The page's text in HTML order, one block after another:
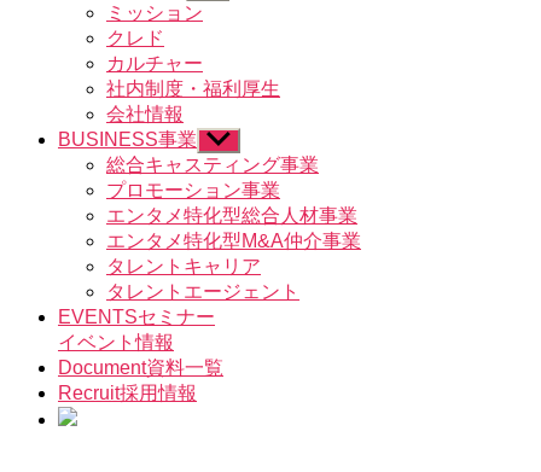
ブ
ュ
ー
表
示
ミッション
クレド
カルチャー
社内制度・福利厚生
会社情報
BUSINESS事業 サ
ブ
メ
ニ
ュ
ー
を
表
示
総合キャスティング事業
プロモーション事業
エンタメ特化型総合人材事業
エンタメ特化型M&A仲介事業
タレントキャリア
タレントエージェント
EVENTSセミナー
イベント情報
Document資料一覧
Recruit採用情報